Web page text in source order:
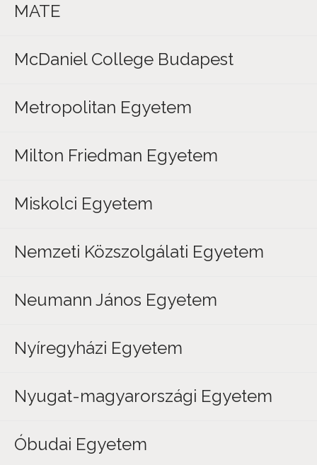
MATE
McDaniel College Budapest
Metropolitan Egyetem
Milton Friedman Egyetem
Miskolci Egyetem
Nemzeti Közszolgálati Egyetem
Neumann János Egyetem
Nyíregyházi Egyetem
Nyugat-magyarországi Egyetem
Óbudai Egyetem